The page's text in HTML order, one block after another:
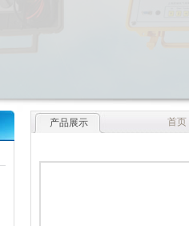
产品展示 首页